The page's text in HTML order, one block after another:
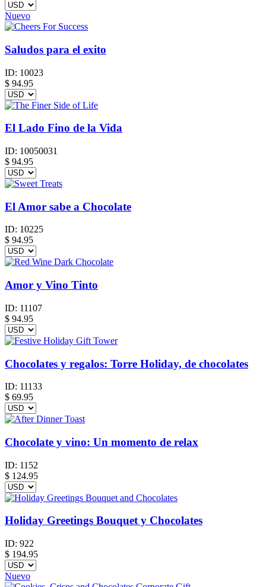
Nuevo
Saludos para el exito
ID: 10023
$ 94.95
El Lado Fino de la Vida
ID: 10050031
$ 94.95
El Amor sabe a Chocolate
ID: 10225
$ 94.95
Amor y Vino Tinto
ID: 11107
$ 94.95
Chocolates y regalos: Torre Holiday, de chocolates
ID: 11133
$ 69.95
Chocolate y vino: Un momento de relax
ID: 1152
$ 124.95
Holiday Greetings Bouquet y Chocolates
ID: 922
$ 194.95
Nuevo